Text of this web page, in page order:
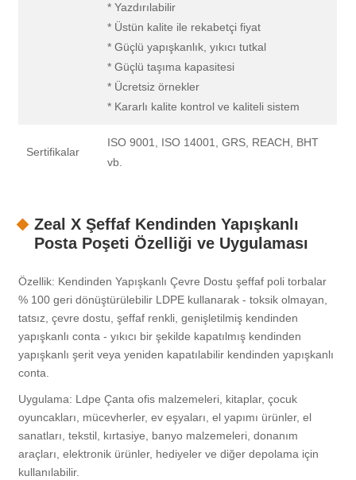
* Yazdırılabilir
* Üstün kalite ile rekabetçi fiyat
* Güçlü yapışkanlık, yıkıcı tutkal
* Güçlü taşıma kapasitesi
* Ücretsiz örnekler
* Kararlı kalite kontrol ve kaliteli sistem
Sertifikalar
ISO 9001, ISO 14001, GRS, REACH, BHT
vb.
Zeal X Şeffaf Kendinden Yapışkanlı
Posta Poşeti Özelliği ve Uygulaması
Özellik: Kendinden Yapışkanlı Çevre Dostu şeffaf poli torbalar
% 100 geri dönüştürülebilir LDPE kullanarak - toksik olmayan,
tatsız, çevre dostu, şeffaf renkli, genişletilmiş kendinden
yapışkanlı conta - yıkıcı bir şekilde kapatılmış kendinden
yapışkanlı şerit veya yeniden kapatılabilir kendinden yapışkanlı
conta.
Uygulama: Ldpe Çanta ofis malzemeleri, kitaplar, çocuk
oyuncakları, mücevherler, ev eşyaları, el yapımı ürünler, el
sanatları, tekstil, kırtasiye, banyo malzemeleri, donanım
araçları, elektronik ürünler, hediyeler ve diğer depolama için
kullanılabilir.